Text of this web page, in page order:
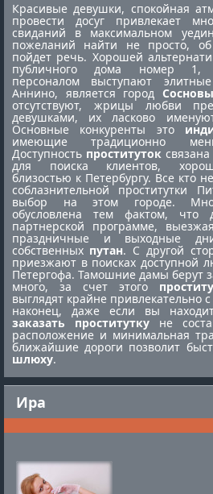
Ира
Красивые девушки, спокойная
провести досуг привлекает
свиданий в максимальном
пожеланий найти не просто,
пойдет речь. Хорошей
публичного дома номер 1,
персоналом выступают
Аннино, является город
отсутствуют, жрицы любви
девушками, их ласково
Основные конкуренты это
имеющие традиционно
Доступность проституток
для поиска клиентов,
близостью к Петербургу. Все кто
соблазнительной проститутки
выбор на этом городе.
обусловлена тем фактом, что
партнерской программе,
праздничные и выходные
собственных путан. С другой
приезжают в поисках доступной
Петергофа. Тамошние дамы берут
много, за счет этого
выглядят крайне привлекательно
наконец, даже если вы
заказать проститутку не
расположение и минимальная
ближайшие дороги позволит
шлюху.